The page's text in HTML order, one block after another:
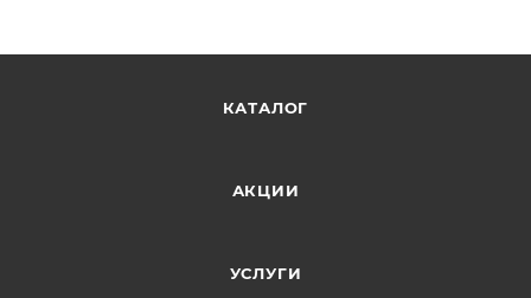
КАТАЛОГ
АКЦИИ
УСЛУГИ